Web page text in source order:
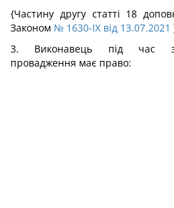
{Частину другу статті 18
Законом № 1630-IX від 13.07.2021
3. Виконавець під час
провадження має право: